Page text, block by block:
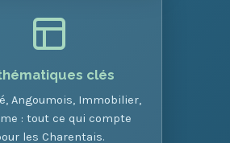
clés
Angoumois, Immobilier,
: tout ce qui compte
les Charentais.